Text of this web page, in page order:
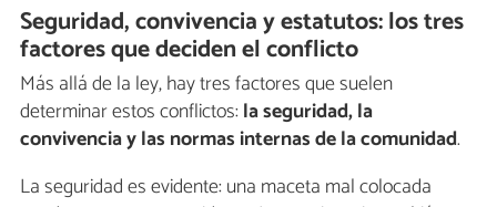
Seguridad, convivencia y estatutos: los tres
factores que deciden el conflicto
Más allá de la ley, hay tres factores que suelen
determinar estos conflictos:la seguridad, la
convivencia y las normas internas de la comunidad.
La seguridad es evidente: una maceta mal colocada